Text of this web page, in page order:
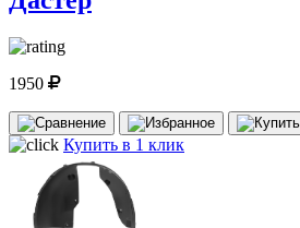
1950
Купить в 1 клик